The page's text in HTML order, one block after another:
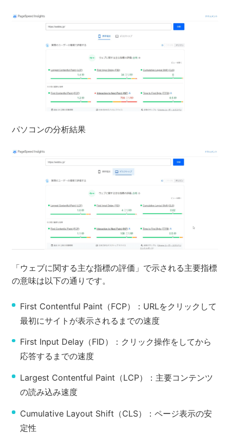
パソコンの分析結果
「ウェブに関する主な指標の評価」で示される主要指標
の意味は以下の通りです。
First Contentful Paint（FCP）：URLをクリックして
最初にサイトが表示されるまでの速度
First Input Delay（FID）：クリック操作をしてから
応答するまでの速度
Largest Contentful Paint（LCP）：主要コンテンツ
の読み込み速度
Cumulative Layout Shift（CLS）：ページ表示の安
定性